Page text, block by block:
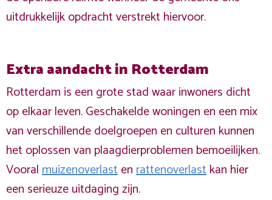
uitdrukkelijk opdracht verstrekt hiervoor.
Extra aandacht in Rotterdam
Rotterdam is een grote stad waar inwoners dicht
op elkaar leven. Geschakelde woningen en een mix
van verschillende doelgroepen en culturen kunnen
het oplossen van plaagdierproblemen bemoeilijken.
Vooralmuizenoverlastenrattenoverlastkan hier
een serieuze uitdaging zijn.